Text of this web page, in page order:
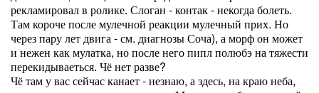
рекламировал в ролике. Слоган - контак - некогда болеть.
Там короче после мулечной реакции мулечный прих. Но
через пару лет двига - см. диагнозы Соча), а морф он может
и нежен как мулатка, но после него пипл полюбэ на тяжести
перекидываеться. Чё нет разве?
Чё там у вас сейчас канает - незнаю, а здесь, на краю неба,